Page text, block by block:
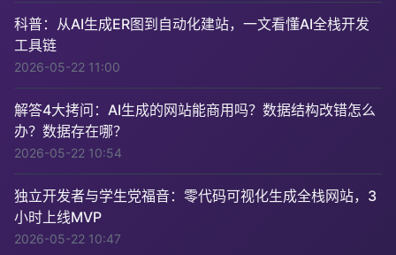
科普：从AI生成ER图到自动化建站，一文看懂AI全栈开发
工具链
2026-05-22 11:00
解答4大拷问：AI生成的网站能商用吗？数据结构改错怎么
办？数据存在哪？
2026-05-22 10:54
独立开发者与学生党福音：零代码可视化生成全栈网站，3
小时上线MVP
2026-05-22 10:47